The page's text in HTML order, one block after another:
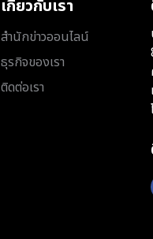
เกี่ยวกับเรา
สำนักข่าวออนไลน์
ธุรกิจของเรา
ติดต่อเรา